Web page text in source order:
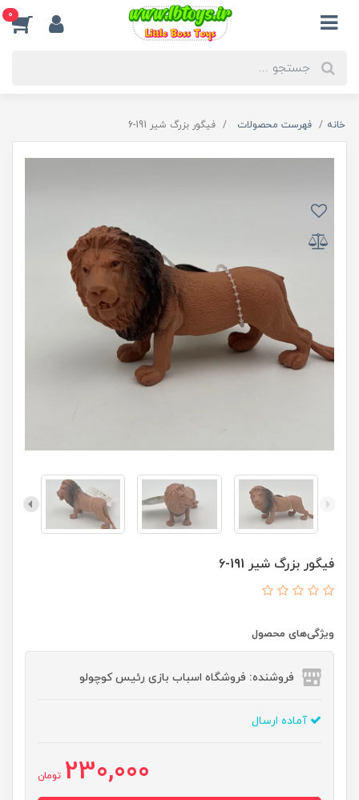
0
خانه فهرست محصولات فیگور بزرگ شیر 191-6
فیگور بزرگ شیر 191-6
ویژگی‌های محصول
فروشنده: فروشگاه اسباب بازی رئیس کوچولو
آماده ارسال
230,000 تومان